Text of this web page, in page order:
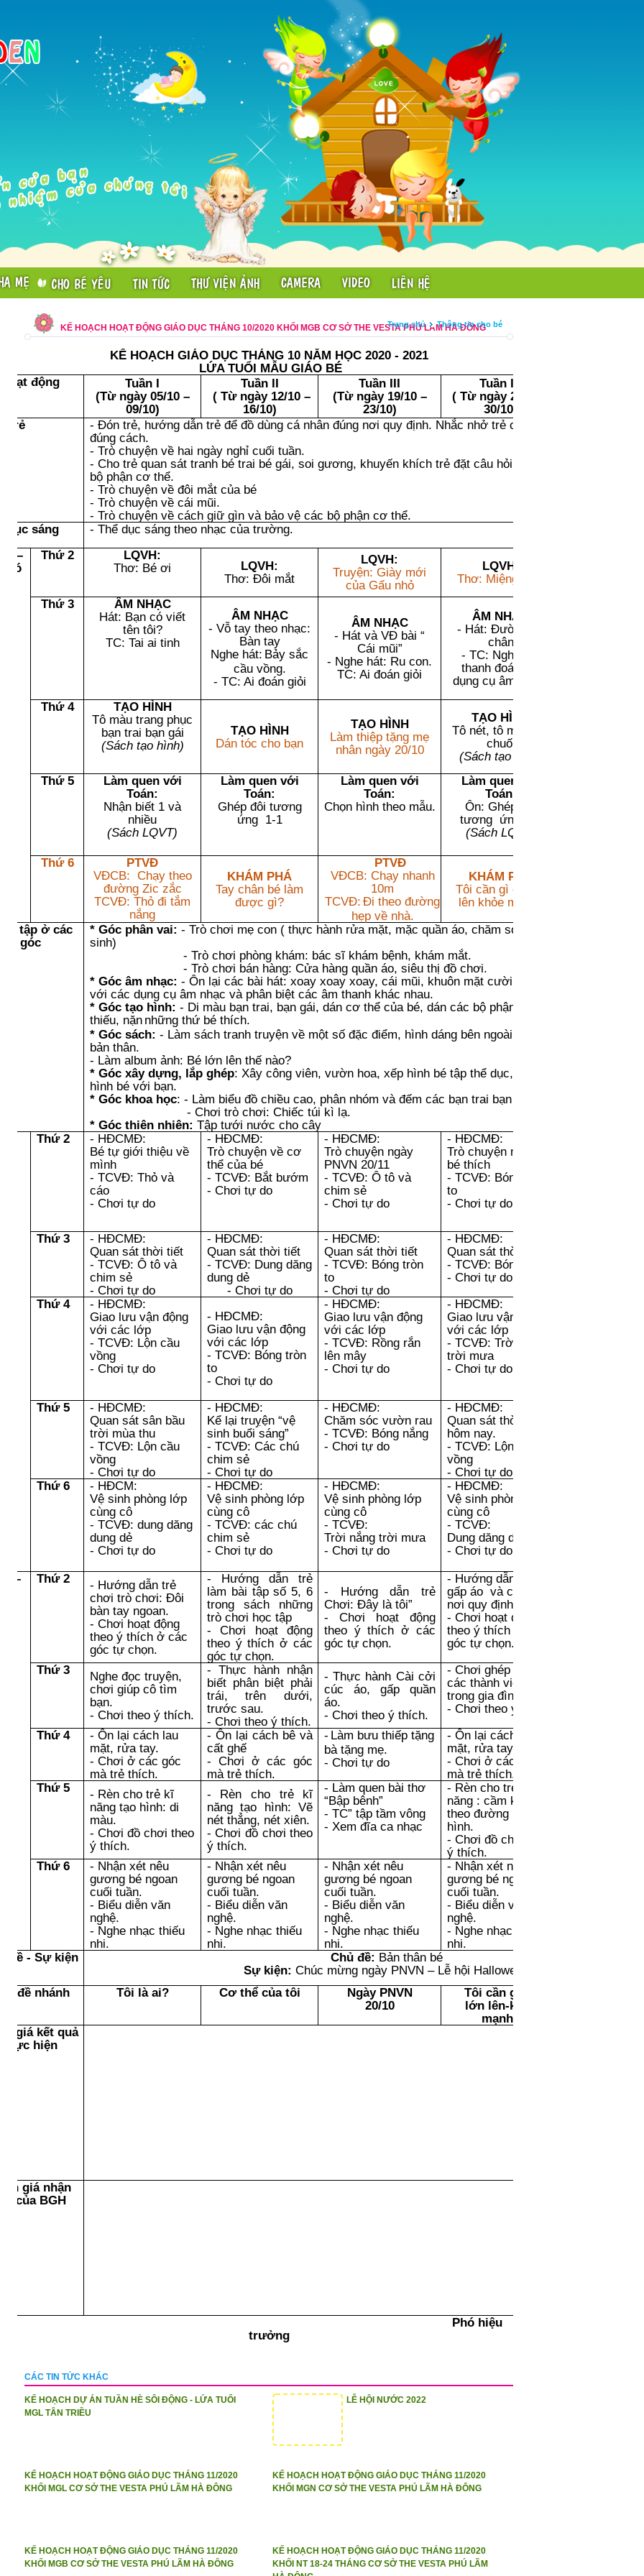
KẾ HOẠCH HOẠT ĐỘNG GIÁO DỤC THÁNG 10/2020 KHỐI MGB CƠ SỞ THE VESTA PHÚ LÃM HÀ ĐÔNG
Trang chủ Thông tin cho bé
KẾ HOẠCH GIÁO DỤC THÁNG 10 NĂM HỌC 2020 - 2021
LỨA TUỔI MẪU GIÁO BÉ
Hoạt động
Tuần I
(Từ ngày 05/10 –
09/10)
Tuần II
( Từ ngày 12/10 –
16/10)
Tuần III
(Từ ngày 19/10 –
23/10)
Tuần IV
( Từ ngày 26/10 –
30/10
trẻ
- Đón trẻ, hướng dẫn trẻ để đồ dùng cá nhân đúng nơi quy định. Nhắc nhở trẻ chào hỏi
đúng cách.
- Trò chuyện về hai ngày nghỉ cuối tuần.
- Cho trẻ quan sát tranh bé trai bé gái, soi gương, khuyến khích trẻ đặt câu hỏi về các
bộ phận cơ thể.
- Trò chuyện về đôi mắt của bé
- Trò chuyện về cái mũi.
- Trò chuyện về cách giữ gìn và bảo vệ các bộ phận cơ thể.
dục sáng
- Thể dục sáng theo nhạc của trường.
–
có
Thứ 2
LQVH:
Thơ: Bé ơi
LQVH:
Thơ: Đôi mắt
LQVH:
Truyện: Giày mới
của Gấu nhỏ
LQVH:
Thơ: Miệng xinh
Thứ 3
ÂM NHẠC
Hát: Bạn có viết
tên tôi?
TC: Tai ai tinh
ÂM NHẠC
- Vỗ tay theo nhạc:
Bàn tay
Nghe hát: Bảy sắc
cầu vồng.
- TC: Ai đoán giỏi
ÂM NHẠC
- Hát và VĐ bài “
Cái mũi”
- Nghe hát: Ru con.
TC: Ai đoán giỏi
ÂM NHẠC
- Hát: Đường và
chân
- TC: Nghe âm
thanh đoán tên
dụng cụ âm nhạc.
Thứ 4
TẠO HÌNH
Tô màutrang phục
bạn trai bạn gái
(Sách tạo hình)
TẠO HÌNH
Dán tóc cho bạn
TẠO HÌNH
Làm thiệp tặng mẹ
nhân ngày 20/10
TẠO HÌNH
Tô nét, tô màu nải
chuối
(Sách tạo hình)
Thứ 5
Làm quen với
Toán:
Nhận biết 1 và
nhiều
(Sách LQVT)
Làm quen với
Toán:
Ghép đôi tương
ứng 1-1
Làm quen với
Toán:
Chọn hình theo mẫu.
Làm quen với
Toán:
Ôn: Ghép đôi
tương ứng 1-1
(Sách LQVT)
Thứ 6
PTVĐ
VĐCB: Chạy theo
đường Zic zắc
TCVĐ: Thỏ đi tắm
nắng
KHÁM PHÁ
Tay chân bé làm
được gì?
PTVĐ
VĐCB: Chạy nhanh
10m
TCVĐ: Đi theo đường
hẹp về nhà.
KHÁM PHÁ
Tôi cần gì để lớn
lên khỏe mạnh?
tập ở các
góc
* Góc phân vai: - Trò chơi mẹ con ( thực hành rửa mặt, mặc quần áo, chăm sóc vệ
sinh)
- Trò chơi phòng khám: bác sĩ khám bệnh, khám mắt.
- Trò chơi bán hàng: Cửa hàng quần áo, siêu thị đồ chơi.
* Góc âm nhạc: - Ôn lại các bài hát: xoay xoay xoay, cái mũi, khuôn mặt cười, chơi
với các dụng cụ âm nhạc và phân biệt các âm thanh khác nhau.
* Góc tạo hình: - Di màu bạn trai, bạn gái, dán cơ thể của bé, dán các bộ phận còn
thiếu, nặn những thứ bé thích.
* Góc sách: - Làm sách tranh truyện về một số đặc điểm, hình dáng bên ngoài của
bản thân.
- Làm album ảnh: Bé lớn lên thế nào?
* Góc xây dựng, lắp ghép: Xây công viên, vườn hoa, xếp hình bé tập thể dục, ghép
hình bé với bạn.
* Góc khoa học: - Làm biểu đồ chiều cao, phân nhóm và đếm các bạn trai bạn gái.
- Chơi trò chơi: Chiếc túi kì lạ.
* Góc thiên nhiên: Tập tưới nước cho cây
Thứ 2
- HĐCMĐ:
Bé tự giới thiệu về
mình
- TCVĐ: Thỏ và
cáo
- Chơi tự do
- HĐCMĐ:
Trò chuyện về cơ
thể của bé
- TCVĐ: Bắt bướm
- Chơi tự do
- HĐCMĐ:
Trò chuyện ngày
PNVN 20/11
- TCVĐ: Ô tô và
chim sẻ
- Chơi tự do
- HĐCMĐ:
Trò chuyện món ăn
bé thích
- TCVĐ: Bóng tròn
to
- Chơi tự do
Thứ 3
- HĐCMĐ:
Quan sát thời tiết
- TCVĐ: Ô tô và
chim sẻ
- Chơi tự do
- HĐCMĐ:
Quan sát thời tiết
- TCVĐ: Dung dăng
dung dẻ
- Chơi tự do
- HĐCMĐ:
Quan sát thời tiết
- TCVĐ: Bóng tròn
to
- Chơi tự do
- HĐCMĐ:
Quan sát thời tiết
- TCVĐ: Bóng nảy
- Chơi tự do
Thứ 4
- HĐCMĐ:
Giao lưu vận động
với các lớp
- TCVĐ: Lộn cầu
vồng
- Chơi tự do
- HĐCMĐ:
Giao lưu vận động
với các lớp
- TCVĐ: Bóng tròn
to
- Chơi tự do
- HĐCMĐ:
Giao lưu vận động
với các lớp
- TCVĐ: Rồng rắn
lên mây
- Chơi tự do
- HĐCMĐ:
Giao lưu vận động
với các lớp
- TCVĐ: Trời nắng
trời mưa
- Chơi tự do
Thứ 5
- HĐCMĐ:
Quan sát sân bầu
trời mùa thu
- TCVĐ: Lộn cầu
vồng
- Chơi tự do
- HĐCMĐ:
Kể lại truỵện “vệ
sinh buổi sáng”
- TCVĐ: Các chú
chim sẻ
- Chơi tự do
- HĐCMĐ:
Chăm sóc vườn rau
- TCVĐ: Bóng nắng
- Chơi tự do
- HĐCMĐ:
Quan sát thời tiết
hôm nay.
- TCVĐ: Lộn cầu
vồng
- Chơi tự do
Thứ 6
- HĐCM:
Vệ sinh phòng lớp
cùng cô
- TCVĐ: dung dăng
dung dẻ
- Chơi tự do
- HĐCMĐ:
Vệ sinh phòng lớp
cùng cô
- TCVĐ: các chú
chim sẻ
- Chơi tự do
- HĐCMĐ:
Vệ sinh phòng lớp
cùng cô
- TCVĐ:
Trời nắng trời mưa
- Chơi tự do
- HĐCMĐ:
Vệ sinh phòng lớp
cùng cô
- TCVĐ:
Dung dăng dung dẻ
- Chơi tự do
–
Thứ 2
- Hướng dẫn trẻ
chơi trò chơi: Đôi
bàn tay ngoan.
- Chơi hoạt động
theo ý thích ở các
góc tự chọn.
- Hướng dẫn trẻ
làm bài tập số 5, 6
trong sách những
trò chơi học tập
- Chơi hoạt động
theo ý thích ở các
góc tự chọn.
- Hướng dẫn trẻ
Chơi: Đây là tôi”
- Chơi hoạt động
theo ý thích ở các
góc tự chọn.
- Hướng dẫn trẻ:
gấp áo và cất đúng
nơi quy định.
- Chơi hoạt động
theo ý thích ở các
góc tự chọn.
Thứ 3
Nghe đọc truyện,
chơi giúp cô tìm
bạn.
- Chơi theo ý thích.
- Thực hành nhận
biết phân biệt phải
trái, trên dưới,
trước sau.
- Chơi theo ý thích.
- Thực hành Cài cởi
cúc áo, gấp quần
áo.
- Chơi theo ý thích.
- Chơi ghép hình
các thành viên
trong gia đình
- Chơi theo ý thích.
Thứ 4
- Ôn lại cách lau
mặt, rửa tay.
- Chơi ở các góc
mà trẻ thích.
- Ôn lại cách bê và
cất ghế
- Chơi ở các góc
mà trẻ thích.
- Làm bưu thiếp tặng
bà tặng mẹ.
- Chơi tự do
- Ôn lại cách lau
mặt, rửa tay.
- Chơi ở các góc
mà trẻ thích.
Thứ 5
- Rèn cho trẻ kĩ
năng tạo hình: di
màu.
- Chơi đồ chơi theo
ý thích.
- Rèn cho trẻ kĩ
năng tạo hình: Vẽ
nét thẳng, nét xiên.
- Chơi đồ chơi theo
ý thích.
- Làm quen bài thơ
“Bập bênh”
- TC” tập tầm vông
- Xem đĩa ca nhạc
- Rèn cho trẻ kĩ
năng : cầm kéo cắt
theo đường bao
hình.
- Chơi đồ chơi theo
ý thích.
Thứ 6
- Nhận xét nêu
gương bé ngoan
cuối tuần.
- Biểu diễn văn
nghệ.
- Nghe nhạc thiếu
nhi.
- Nhận xét nêu
gương bé ngoan
cuối tuần.
- Biểu diễn văn
nghệ.
- Nghe nhạc thiếu
nhi.
- Nhận xét nêu
gương bé ngoan
cuối tuần.
- Biểu diễn văn
nghệ.
- Nghe nhạc thiếu
nhi.
- Nhận xét nêu
gương bé ngoan
cuối tuần.
- Biểu diễn văn
nghệ.
- Nghe nhạc thiếu
nhi.
đề - Sự kiện
Chủ đề: Bản thân bé
Sự kiện: Chúc mừng ngày PNVN – Lễ hội Halloween
đề nhánh
Tôi là ai? Cơ thể của tôi
Ngày PNVN
20/10
Tôi cần gì để
lớn lên-khỏe
mạnh?
giá kết quả
thực hiện
giá nhận
của BGH
Phó hiệu
trưởng
CÁC TIN TỨC KHÁC
KẾ HOẠCH DỰ ÁN TUẦN HÈ SÔI ĐỘNG - LỨA TUỔI
MGL TÂN TRIỀU
LỄ HỘI NƯỚC 2022
KẾ HOẠCH HOẠT ĐỘNG GIÁO DỤC THÁNG 11/2020
KHỐI MGL CƠ SỞ THE VESTA PHÚ LÃM HÀ ĐÔNG
KẾ HOẠCH HOẠT ĐỘNG GIÁO DỤC THÁNG 11/2020
KHỐI MGN CƠ SỞ THE VESTA PHÚ LÃM HÀ ĐÔNG
KẾ HOẠCH HOẠT ĐỘNG GIÁO DỤC THÁNG 11/2020
KHỐI MGB CƠ SỞ THE VESTA PHÚ LÃM HÀ ĐÔNG
KẾ HOẠCH HOẠT ĐỘNG GIÁO DỤC THÁNG 11/2020
KHỐI NT 18-24 THÁNG CƠ SỞ THE VESTA PHÚ LÃM